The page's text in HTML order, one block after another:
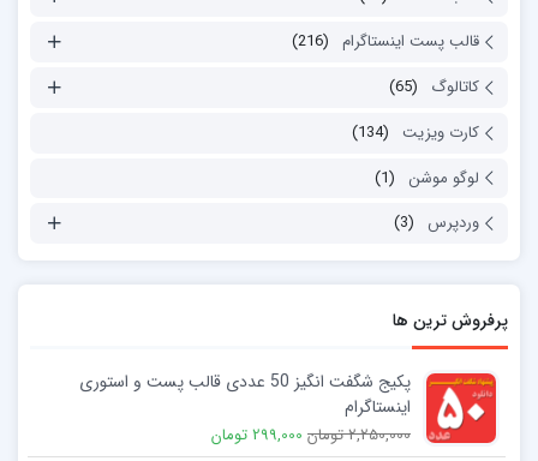
قالب پست اینستاگرام (216)
کاتالوگ
(65)
کارت ویزیت
(134)
لوگو موشن
(1)
وردپرس
(3)
پرفروش ترین ها
پکیج شگفت انگیز 50 عددی قالب پست و استوری
اینستاگرام
2,250,000 تومان 299,000 تومان